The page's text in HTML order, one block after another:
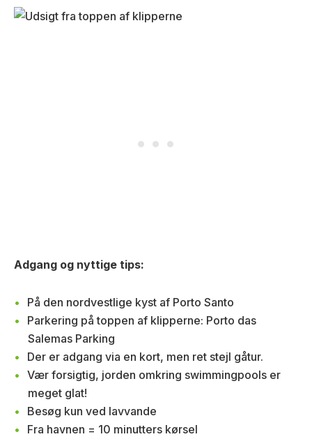
Adgang og nyttige tips:
På den nordvestlige kyst af Porto Santo
Parkering på toppen af klipperne: Porto das
Salemas Parking
Der er adgang via en kort, men ret stejl gåtur.
Vær forsigtig, jorden omkring swimmingpools er
meget glat!
Besøg kun ved lavvande
Fra havnen = 10 minutters kørsel